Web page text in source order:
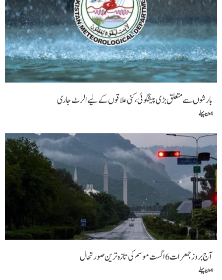
بارشوں سے متعلق بڑی پیشگوئی، کئی علاقوں کے لیے الرٹ جاری
4 دن پہلے
آج بروز جمعرات 6 اگست موسم کی تازہ ترین صورتحال
4 دن پہلے